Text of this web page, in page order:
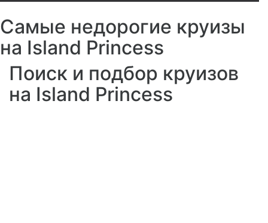
Самые недорогие круизы
на Island Princess
Поиск и подбор круизов
на Island Princess